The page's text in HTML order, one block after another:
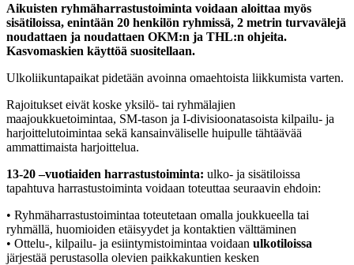
Aikuisten ryhmäharrastustoiminta voidaan aloittaa myös
sisätiloissa, enintään 20 henkilön ryhmissä, 2 metrin turvavälejä
noudattaen ja noudattaen OKM:n ja THL:n ohjeita.
Kasvomaskien käyttöä suositellaan.
Ulkoliikuntapaikat pidetään avoinna omaehtoista liikkumista varten.
Rajoitukset eivät koske yksilö- tai ryhmälajien
maajoukkuetoimintaa, SM-tason ja I-divisioonatasoista kilpailu- ja
harjoittelutoimintaa sekä kansainväliselle huipulle tähtäävää
ammattimaista harjoittelua.
13-20 –vuotiaiden harrastustoiminta: ulko- ja sisätiloissa
tapahtuva harrastustoiminta voidaan toteuttaa seuraavin ehdoin:
• Ryhmäharrastustoimintaa toteutetaan omalla joukkueella tai
ryhmällä, huomioiden etäisyydet ja kontaktien välttäminen
• Ottelu-, kilpailu- ja esiintymistoimintaa voidaan ulkotiloissa
järjestää perustasolla olevien paikkakuntien kesken